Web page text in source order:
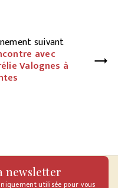
suivant
avec
Valognes à
newsletter
utilisée pour vous